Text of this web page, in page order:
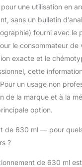
Pour
peau,
diluer
huile
corps,
une utilisation en
sans un bulletin
fourni avec le
le consommateur de
exacte et le
cette
un usage non
de la marque et à la
option.
de 630 ml — pour
?
de 630 ml